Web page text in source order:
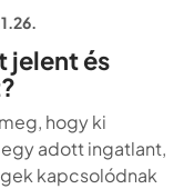
jelent és
hogy ki
adott ingatlant,
kapcsolódnak